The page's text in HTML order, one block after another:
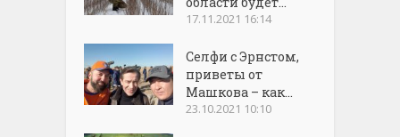
17.11.2021 16:14
Селфи с Эрнстом,
приветы от
Машкова – как...
23.10.2021 10:10